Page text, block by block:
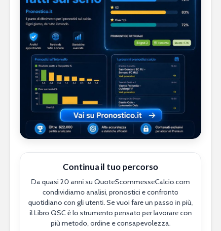
Continua il tuo percorso
Da quasi 20 anni su QuoteScommesseCalcio.com
condividiamo analisi, pronostici e confronto
quotidiano con gli utenti. Se vuoi fare un passo in più,
il Libro QSC è lo strumento pensato per lavorare con
più metodo, ordine e consapevolezza.